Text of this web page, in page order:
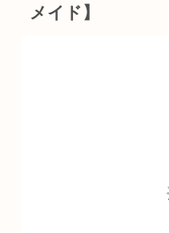
メイド】